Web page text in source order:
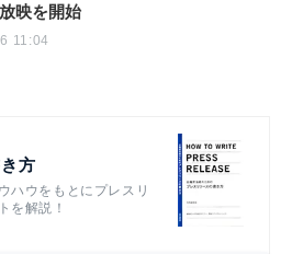
映を開始
11:04
方
ハウをもとにプレスリ
を解説！